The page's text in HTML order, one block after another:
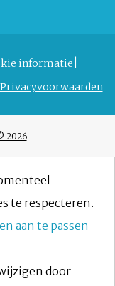
informatie
Privacyvoorwaarden
2026
te respecteren.
aan te passen
door